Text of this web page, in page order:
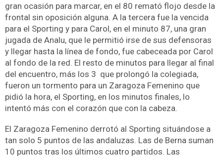
gran ocasión para marcar, en el 80 remató flojo desde la
frontal sin oposición alguna. A la tercera fue la vencida
para el Sporting y para Carol, en el minuto 87, una gran
jugada de Analu, que le permitió irse de sus defensoras
y llegar hasta la línea de fondo, fue cabeceada por Carol
al fondo de la red. El resto de minutos para llegar al final
del encuentro, más los 3 que prolongó la colegiada,
fueron un tormento para un Zaragoza Femenino que
pidió la hora, el Sporting, en los minutos finales, lo
intentó más con el corazón que con la cabeza.
El Zaragoza Femenino derrotó al Sporting situándose a
tan solo 5 puntos de las andaluzas. Las de Berna suman
10 puntos tras los últimos cuatro partidos. Las